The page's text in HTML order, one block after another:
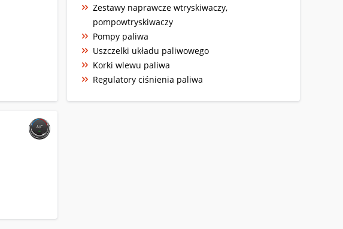
Zestawy naprawcze wtryskiwaczy,
pompowtryskiwaczy
Pompy paliwa
Uszczelki układu paliwowego
Korki wlewu paliwa
Regulatory ciśnienia paliwa